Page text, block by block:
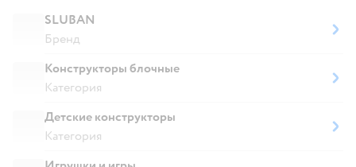
SLUBAN
Бренд
Конструкторы блочные
Категория
Детские конструкторы
Категория